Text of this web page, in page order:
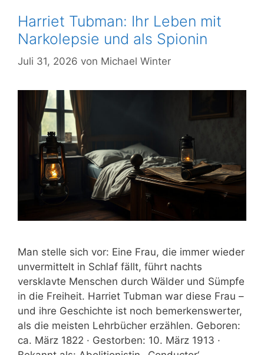
Harriet Tubman: Ihr Leben mit
Narkolepsie und als Spionin
Juli 31, 2026 von Michael Winter
Man stelle sich vor: Eine Frau, die immer wieder
unvermittelt in Schlaf fällt, führt nachts
versklavte Menschen durch Wälder und Sümpfe
in die Freiheit. Harriet Tubman war diese Frau –
und ihre Geschichte ist noch bemerkenswerter,
als die meisten Lehrbücher erzählen. Geboren:
ca. März 1822 · Gestorben: 10. März 1913 ·